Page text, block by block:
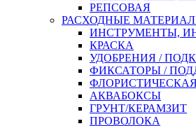
РЕПСОВАЯ
РАСХОДНЫЕ
ИНСТРУМЕНТЫ,
КРАСКА
УДОБРЕНИЯ /
ФИКСАТОРЫ /
АКВАБОКСЫ
ГРУНТ/КЕРАМЗИТ
ПРОВОЛОКА